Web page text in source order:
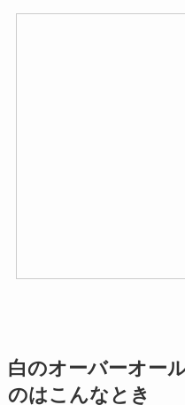
白のオーバーオー
のはこんなとき